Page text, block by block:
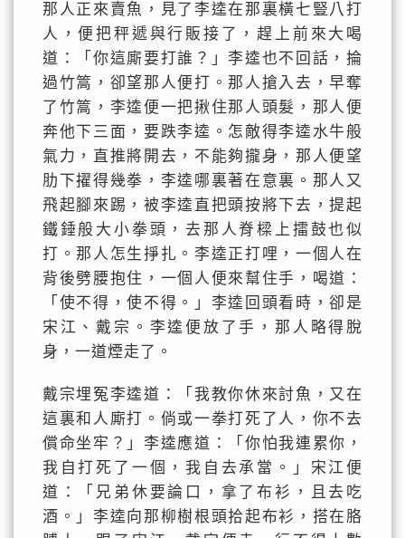
那人正來賣魚，見了李逵在那裏橫七豎八打
人，便把秤遞與行販接了，趕上前來大喝
道：「你這廝要打誰？」李逵也不回話，掄
過竹篙，卻望那人便打。那人搶入去，早奪
了竹篙，李逵便一把揪住那人頭髮，那人便
奔他下三面，要跌李逵。怎敵得李逵水牛般
氣力，直推將開去，不能夠攏身，那人便望
肋下擢得幾拳，李逵哪裏著在意裏。那人又
飛起腳來踢，被李逵直把頭按將下去，提起
鐵錘般大小拳頭，去那人脊樑上擂鼓也似
打。那人怎生掙扎。李逵正打哩，一個人在
背後劈腰抱住，一個人便來幫住手，喝道：
「使不得，使不得。」李逵回頭看時，卻是
宋江、戴宗。李逵便放了手，那人略得脫
身，一道煙走了。
戴宗埋冤李逵道：「我教你休來討魚，又在
這裏和人廝打。倘或一拳打死了人，你不去
償命坐牢？」李逵應道：「你怕我連累你，
我自打死了一個，我自去承當。」宋江便
道：「兄弟休要論口，拿了布衫，且去吃
酒。」李逵向那柳樹根頭拾起布衫，搭在胳